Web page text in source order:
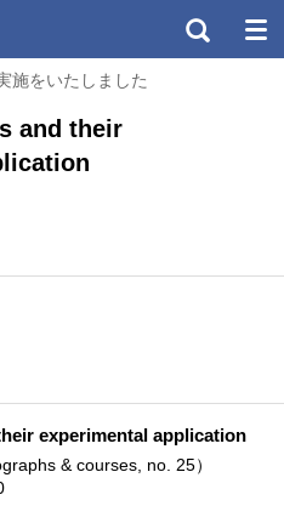
施をいたしました
and their
experimental application
& courses, no. 25）